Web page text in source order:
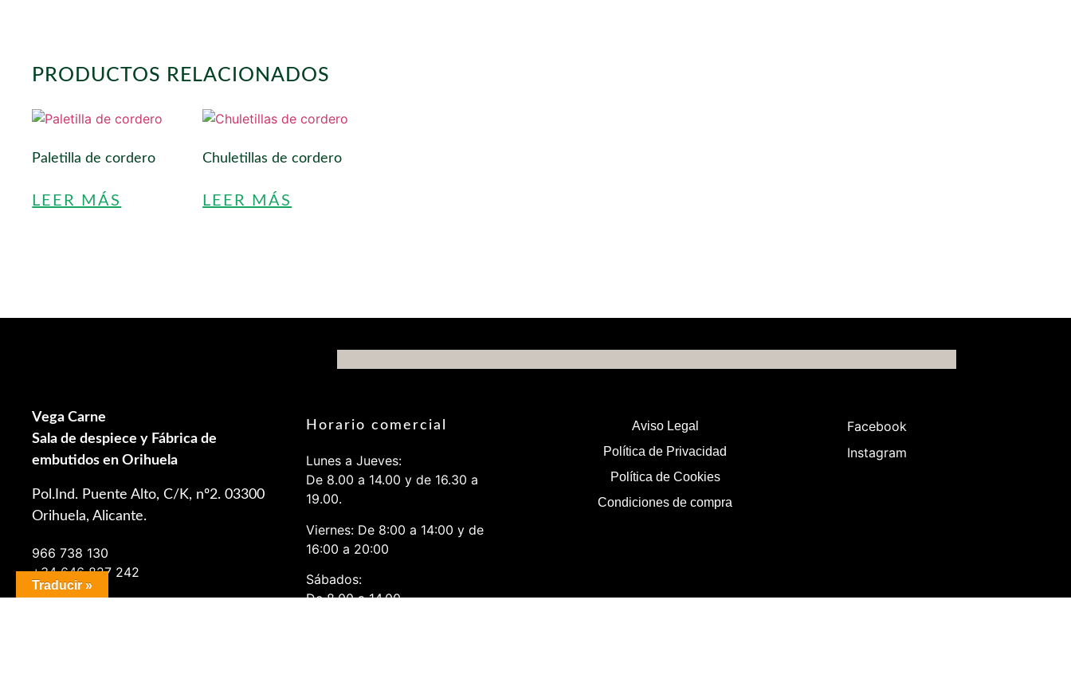
PRODUCTOS RELACIONADOS
Paletilla de cordero
LEER MÁS
Chuletillas de cordero
LEER MÁS
Vega Carne
Sala de despiece y Fábrica de
embutidos en Orihuela
Pol.Ind. Puente Alto, C/K, nº2. 03300
Orihuela, Alicante.
966 738 130
+34 646 827 242
vegacarne@hotmail.com
Horario comercial
Lunes a Jueves:
De 8.00 a 14.00 y de 16.30 a
19.00.
Viernes: De 8:00 a 14:00 y de
16:00 a 20:00
Sábados:
De 8.00 a 14.00.
Aviso Legal
Política de Privacidad
Política de Cookies
Condiciones de compra
Facebook
Instagram
Traducir »